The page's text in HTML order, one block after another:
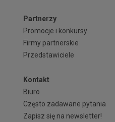
Partnerzy
Promocje i konkursy
Firmy partnerskie
Przedstawiciele
Kontakt
Biuro
Często zadawane pytania
Zapisz się na newsletter!